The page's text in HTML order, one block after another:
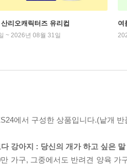
리오캐릭터즈 유리컵
~ 2026년 08월 31일
여
에서 구성한 상품입니다.(낱개 반
강아지 : 당신의 개가 하고 싶은 말
가구, 그중에서도 반려견 양육